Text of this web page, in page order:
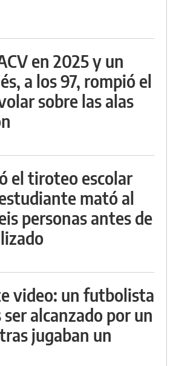
en 2025 y un
a los 97, rompió el
sobre las alas
el tiroteo escolar
mató al
personas antes de
video: un futbolista
alcanzado por un
jugaban un